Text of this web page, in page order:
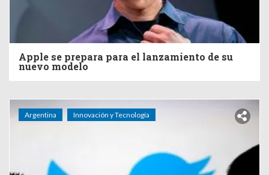
Apple se prepara para el lanzamiento de su
nuevo modelo
Argentina Innovación y Tecnología